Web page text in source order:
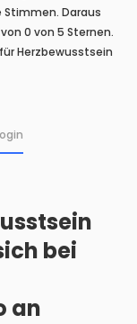
Stimmen. Daraus
0 von 5 Sternen.
Herzbewusstsein
bei
an